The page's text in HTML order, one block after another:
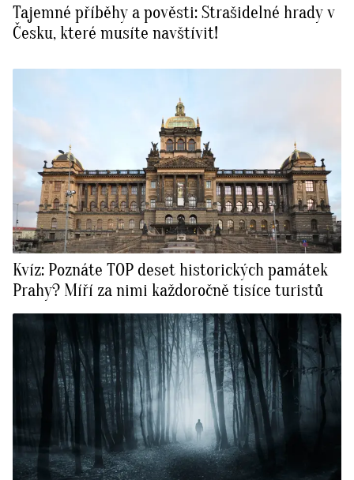
Tajemné příběhy a pověsti: Strašidelné hrady v
Česku, které musíte navštívit!
Kvíz: Poznáte TOP deset historických památek
Prahy? Míří za nimi každoročně tisíce turistů